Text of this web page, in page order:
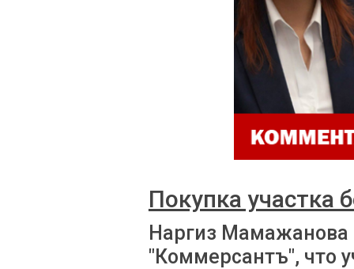
Покупка участка
Наргиз Мамажанова
"Коммерсантъ", что